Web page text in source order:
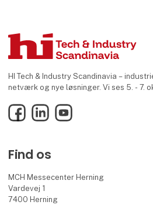
HI Tech & Industry Scandinavia –
netværk og nye løsninger. Vi ses 5. - 7.
FacebookLinkedInYouTube
Find os
MCH Messecenter Herning
Vardevej 1
7400 Herning